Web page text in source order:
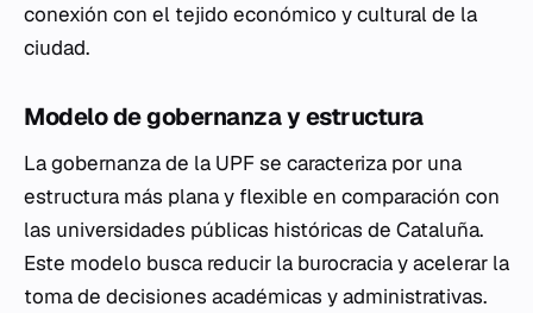
conexión con el tejido económico y cultural de la
ciudad.
Modelo de gobernanza y estructura
La gobernanza de la UPF se caracteriza por una
estructura más plana y flexible en comparación con
las universidades públicas históricas de Cataluña.
Este modelo busca reducir la burocracia y acelerar la
toma de decisiones académicas y administrativas.